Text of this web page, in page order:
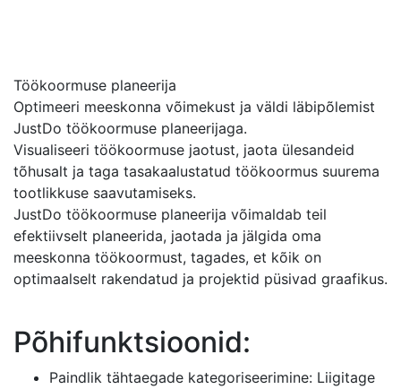
Töökoormuse planeerija
Optimeeri meeskonna võimekust ja väldi läbipõlemist
JustDo töökoormuse planeerijaga.
Visualiseeri töökoormuse jaotust, jaota ülesandeid
tõhusalt ja taga tasakaalustatud töökoormus suurema
tootlikkuse saavutamiseks.
JustDo töökoormuse planeerija võimaldab teil
efektiivselt planeerida, jaotada ja jälgida oma
meeskonna töökoormust, tagades, et kõik on
optimaalselt rakendatud ja projektid püsivad graafikus.
Põhifunktsioonid:
Paindlik tähtaegade kategoriseerimine: Liigitage